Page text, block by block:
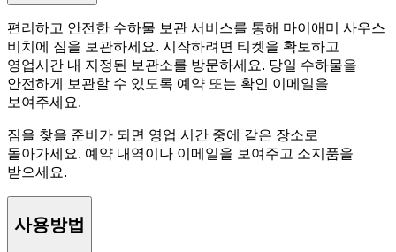
편리하고 안전한 수하물 보관 서비스를 통해 마이애미 사우스
비치에 짐을 보관하세요. 시작하려면 티켓을 확보하고
영업시간 내 지정된 보관소를 방문하세요. 당일 수하물을
안전하게 보관할 수 있도록 예약 또는 확인 이메일을
보여주세요.
짐을 찾을 준비가 되면 영업 시간 중에 같은 장소로
돌아가세요. 예약 내역이나 이메일을 보여주고 소지품을
받으세요.
사용방법